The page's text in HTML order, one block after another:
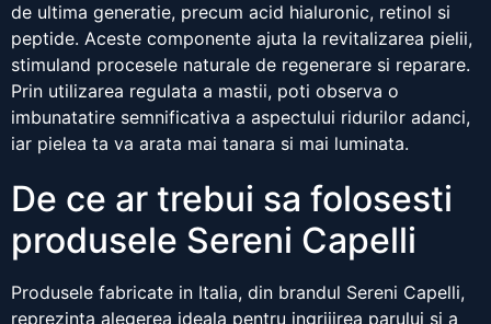
de ultima generatie, precum acid hialuronic, retinol si
peptide. Aceste componente ajuta la revitalizarea pielii,
stimuland procesele naturale de regenerare si reparare.
Prin utilizarea regulata a mastii, poti observa o
imbunatatire semnificativa a aspectului ridurilor adanci,
iar pielea ta va arata mai tanara si mai luminata.
De ce ar trebui sa folosesti
produsele Sereni Capelli
Produsele fabricate in Italia, din brandul Sereni Capelli,
reprezinta alegerea ideala pentru ingrijirea parului si a